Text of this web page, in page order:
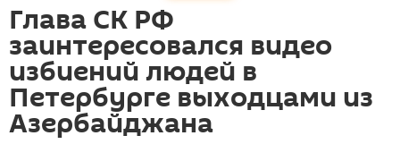
Глава СК РФ
заинтересовался видео
избиений людей в
Петербурге выходцами из
Азербайджана